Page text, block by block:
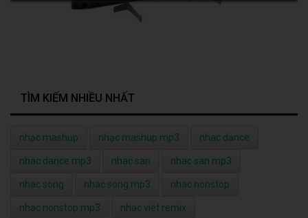
TÌM KIẾM NHIỀU NHẤT
nhạc mashup nhạc mashup mp3 nhac dance
nhac dance mp3 nhac san nhac san mp3
nhac song nhac song mp3 nhac nonstop
nhac nonstop mp3 nhac viet remix